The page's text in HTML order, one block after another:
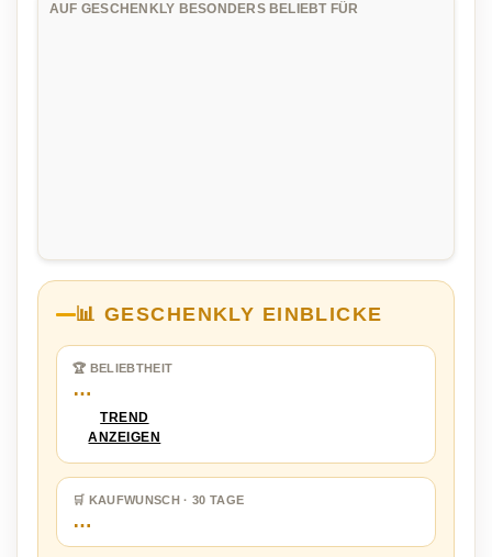
AUF GESCHENKLY BESONDERS BELIEBT FÜR
📊 GESCHENKLY EINBLICKE
🏆 BELIEBTHEIT
…
TREND
ANZEIGEN
🛒 KAUFWUNSCH · 30 TAGE
…